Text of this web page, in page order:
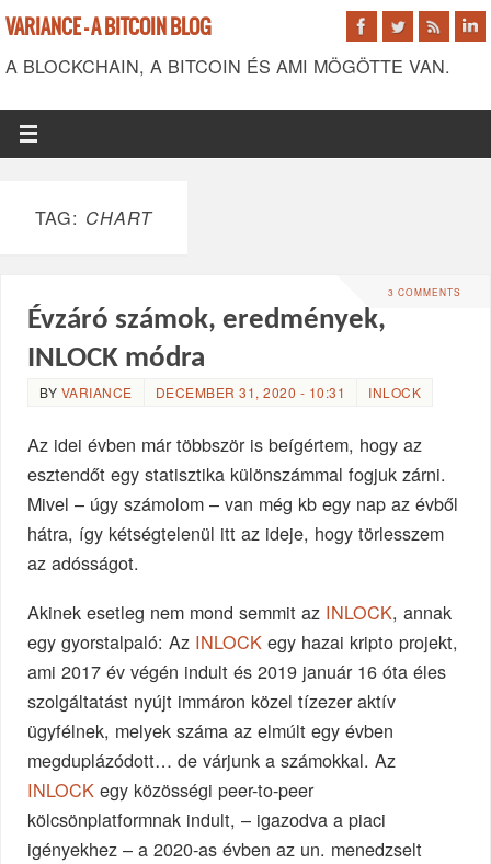
VARIANCE - A BITCOIN BLOG
A BLOCKCHAIN, A BITCOIN ÉS AMI MÖGÖTTE VAN.
TAG: CHART
3 COMMENTS
Évzáró számok, eredmények,
INLOCK módra
BY VARIANCE DECEMBER 31, 2020 - 10:31 INLOCK
Az idei évben már többször is beígértem, hogy az
esztendőt egy statisztika különszámmal fogjuk zárni.
Mivel – úgy számolom – van még kb egy nap az évből
hátra, így kétségtelenül itt az ideje, hogy törlesszem
az adósságot.
Akinek esetleg nem mond semmit az INLOCK, annak
egy gyorstalpaló: Az INLOCK egy hazai kripto projekt,
ami 2017 év végén indult és 2019 január 16 óta éles
szolgáltatást nyújt immáron közel tízezer aktív
ügyfélnek, melyek száma az elmúlt egy évben
megduplázódott… de várjunk a számokkal. Az
INLOCK egy közösségi peer-to-peer
kölcsönplatformnak indult, – igazodva a piaci
igényekhez – a 2020-as évben az un. menedzselt